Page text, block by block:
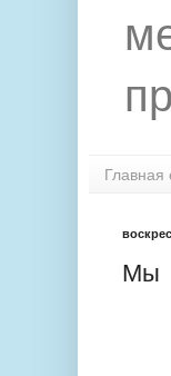
Главная
Мы